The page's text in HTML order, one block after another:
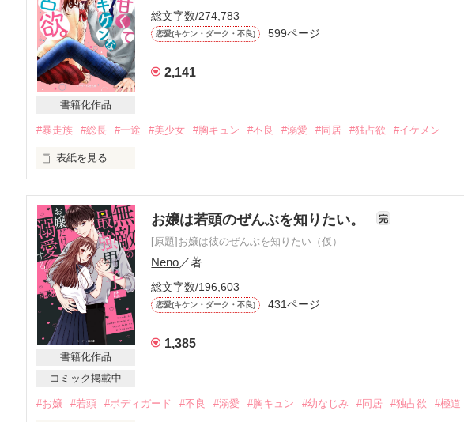
書籍化作品
総文字数/274,783
恋愛(キケン・ダーク・不良) 599ページ
2,141
#暴走族 #総長 #一途 #美少女 #胸キュン #不良 #溺愛 #同居 #独占欲 #イケメン
表紙を見る
ある雪の日
絶望しかけた時に
私を助けてくれたのは
世界No.1の暴走族“雷龍”の総長でした
書籍化作品
コミック掲載中
お嬢は若頭のぜんぶを知りたい。 完
[原題]お嬢は彼のぜんぶを知りたい（仮）
Neno／著
総文字数/196,603
恋愛(キケン・ダーク・不良) 431ページ
1,385
#お嬢 #若頭 #ボディガード #不良 #溺愛 #胸キュン #幼なじみ #同居 #独占欲 #極道